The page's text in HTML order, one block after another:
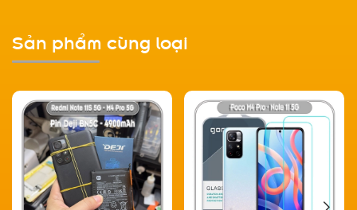
Sản phẩm cùng loại